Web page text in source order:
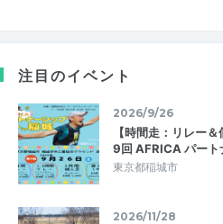
注目のイベント
2026/9/26
【時間走：リレー
9回 AFRICA パート
東京都稲城市
2026/11/28